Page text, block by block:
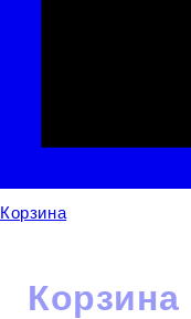
Корзина
Корзина